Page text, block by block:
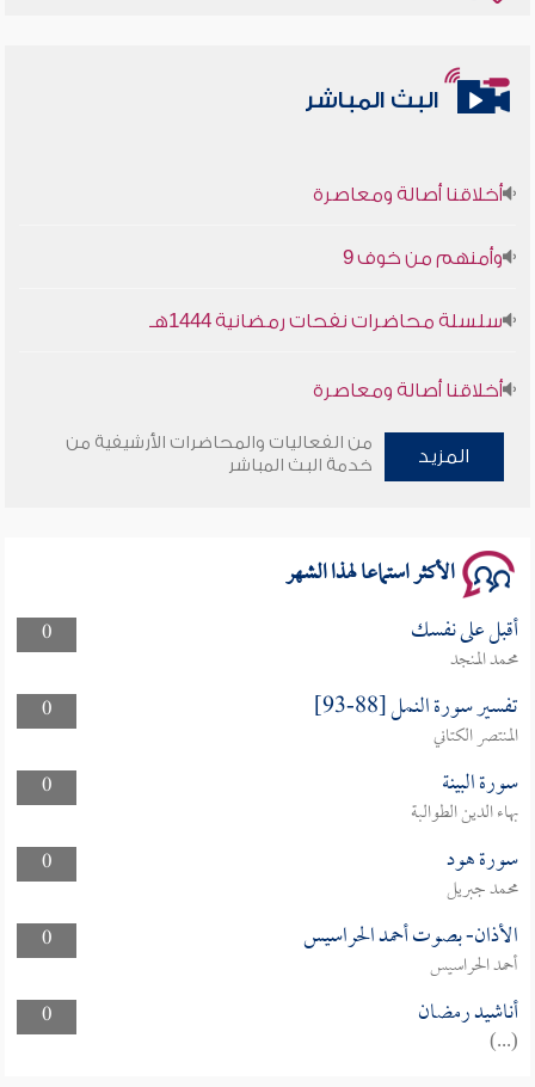
البث المباشر
أخلاقنا أصالة ومعاصرة
وأمنهم من خوف 9
سلسلة محاضرات نفحات رمضانية 1444هـ
أخلاقنا أصالة ومعاصرة
وأمنهم من خوف 9
المزيد
من الفعاليات والمحاضرات الأرشيفية من
خدمة البث المباشر
الأكثر استماعا لهذا الشهر
0 أقبل على نفسك
محمد المنجد
0
تفسير سورة النمل [88-93]
المنتصر الكتاني
0
سورة البينة
بهاء الدين الطوالبة
0
سورة هود
محمد جبريل
0
الأذان- بصوت أحمد الحراسيس
أحمد الحراسيس
0
أناشيد رمضان
(...)